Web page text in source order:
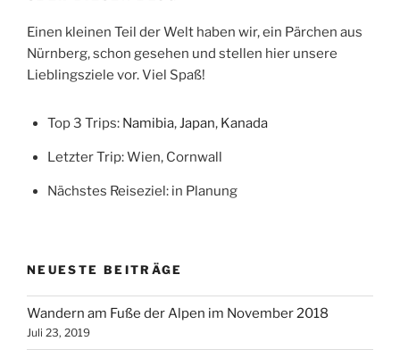
Einen kleinen Teil der Welt haben wir, ein Pärchen aus
Nürnberg, schon gesehen und stellen hier unsere
Lieblingsziele vor. Viel Spaß!
Top 3 Trips: Namibia, Japan, Kanada
Letzter Trip: Wien, Cornwall
Nächstes Reiseziel: in Planung
NEUESTE BEITRÄGE
Wandern am Fuße der Alpen im November 2018
Juli 23, 2019